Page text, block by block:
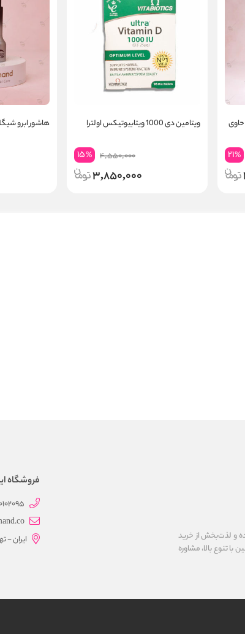
حاوی
21%
ویتامین دی 1000 ویتابیوتیکس اولترا
4,550,000
15%
3,850,000
هاشور ابرو
و لذت‌بخش از خرید
تنوع بالا، مشاوره
فروشگاه
ایران -